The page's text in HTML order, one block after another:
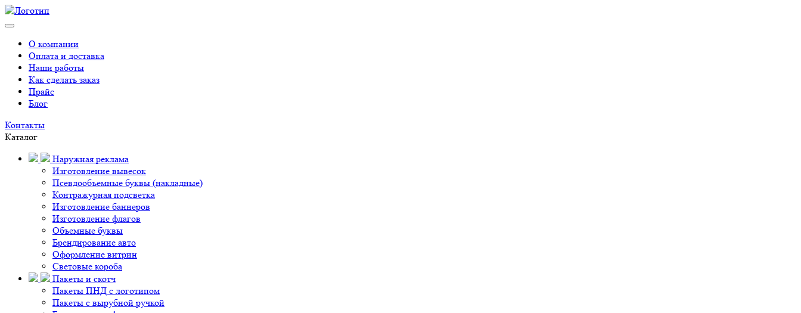
О компании
Оплата и доставка
Наши работы
Как сделать заказ
Прайс
Блог
Контакты
Каталог
Наружная реклама
Изготовление вывесок
Псевдообъемные буквы (накладные)
Контражурная подсветка
Изготовление баннеров
Изготовление флагов
Объемные буквы
Брендирование авто
Оформление витрин
Световые короба
Пакеты и скотч
Пакеты ПНД с логотипом
Пакеты с вырубной ручкой